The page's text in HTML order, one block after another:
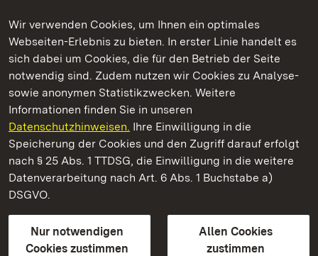
Wir verwenden Cookies, um Ihnen ein optimales
Webseiten-Erlebnis zu bieten. In erster Linie handelt es
sich dabei um Cookies, die für den Betrieb der Seite
notwendig sind. Zudem nutzen wir Cookies zu Analyse-
sowie anonymen Statistikzwecken. Weitere
Informationen finden Sie in unseren
Datenschutzhinweisen. Ihre Einwilligung in die
Speicherung der Cookies und den Zugriff darauf erfolgt
nach § 25 Abs. 1 TTDSG, die Einwilligung in die weitere
Datenverarbeitung nach Art. 6 Abs. 1 Buchstabe a)
DSGVO.
Nur notwendigen
Cookies zustimmen
Allen Cookies
zustimmen
Kommen. Staunen. Genießen.
Staatliche Schlösser und Gärten Baden‑Württemberg
Staatliche Schlösser und Gärten Baden-Württemberg
Kontakt
GebärdenspracheLeichte Sprache
Erklärung zur Barrierefreiheit
BITV-konform (geprüfte Seiten)